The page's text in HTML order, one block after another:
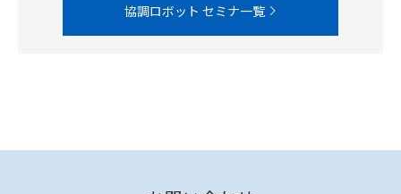
協調ロボット セミナ一覧